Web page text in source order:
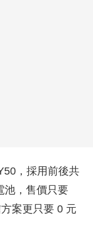
，採用前後共
池，售價只要
案更只要 0 元